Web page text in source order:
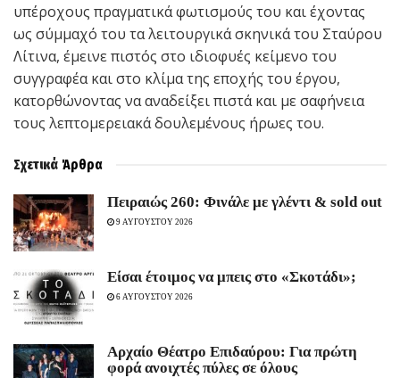
υπέροχους πραγματικά φωτισμούς του και έχοντας
ως σύμμαχό του τα λειτουργικά σκηνικά του Σταύρου
Λίτινα, έμεινε πιστός στο ιδιοφυές κείμενο του
συγγραφέα και στο κλίμα της εποχής του έργου,
κατορθώνοντας να αναδείξει πιστά και με σαφήνεια
τους λεπτομερειακά δουλεμένους ήρωες του.
Σχετικά Άρθρα
Πειραιώς 260: Φινάλε με γλέντι & sold out
9 ΑΥΓΟΥΣΤΟΥ 2026
Είσαι έτοιμος να μπεις στο «Σκοτάδι»;
6 ΑΥΓΟΥΣΤΟΥ 2026
Αρχαίο Θέατρο Επιδαύρου: Για πρώτη
φορά ανοιχτές πύλες σε όλους